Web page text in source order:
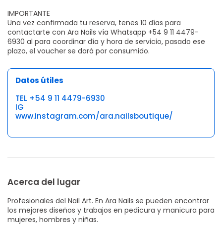
IMPORTANTE
Una vez confirmada tu reserva, tenes 10 días para
contactarte con Ara Nails vía Whatsapp +54 9 11 4479-
6930 al para coordinar día y hora de servicio, pasado ese
plazo, el voucher se dará por consumido.
Datos útiles
TEL +54 9 11 4479-6930
IG
www.instagram.com/ara.nailsboutique/
Acerca del lugar
Profesionales del Nail Art. En Ara Nails se pueden encontrar
los mejores diseños y trabajos en pedicura y manicura para
mujeres, hombres y niñas.